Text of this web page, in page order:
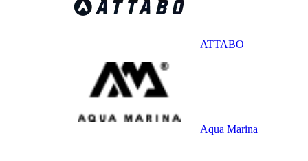
ATTABO
Aqua Marina